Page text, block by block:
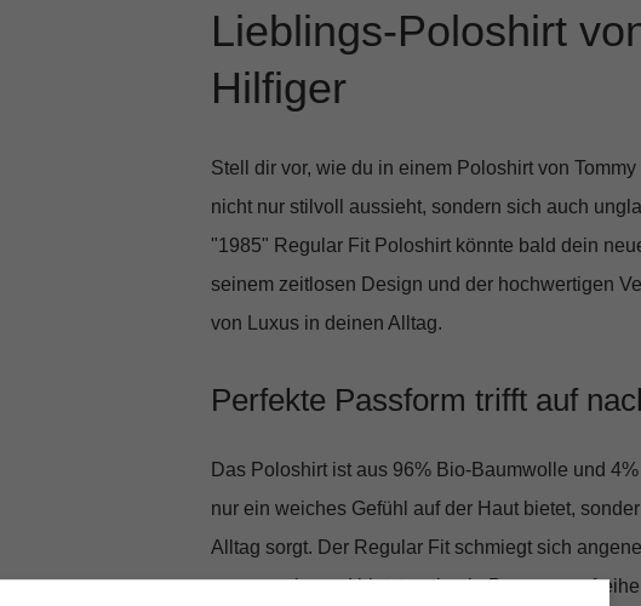
Lieblings-Poloshirt
Hilfiger
Stell dir vor, wie du in einem Poloshirt von
nicht nur stilvoll aussieht, sondern sich auch
"1985" Regular Fit Poloshirtkönnte bald dein
seinem zeitlosen Design und der hochwertigen
von Luxus in deinen Alltag.
Perfekte Passform trifft auf
Das Poloshirt ist aus 96% Bio-Baumwolle und
nur ein weiches Gefühl auf der Haut bietet,
Alltag sorgt. Der Regular Fitschmiegt sich
eng zu sein, und bietet optimale